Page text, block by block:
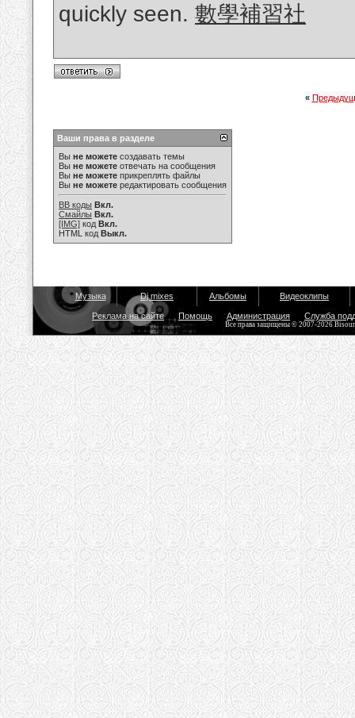
quickly seen. 數學補習社
«
Ваши права в разделе
Вы не можете создавать темы
Вы не можете отвечать на сообщения
Вы не можете прикреплять файлы
Вы не можете редактировать сообщения
BB коды Вкл.
Смайлы Вкл.
[IMG] код Вкл.
HTML код Выкл.
Музыка Dj mixes Альбомы Видеоклипы
Реклама на сайте Помощь Администрация Служба
Все права защищены © 2007-2026